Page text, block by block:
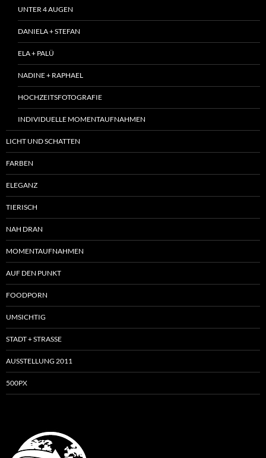
UNTER 4 AUGEN
DANIELA + STEFAN
ELA + PALÜ
NADINE + RAPHAEL
HOCHZEITSFOTOGRAFIE
INDIVIDUELLE MOMENTAUFNAHMEN
LICHT UND SCHATTEN
FARBEN
ELEGANZ
TIERISCH
NAH DRAN
MOMENTAUFNAHMEN
AUF DEN PUNKT
FOODPORN
UMSICHTIG
STADT + STRASSE
AUSSTELLUNG 2011
500PX